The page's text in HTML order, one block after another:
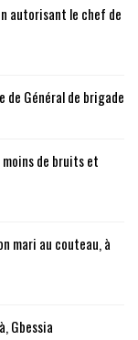
autorisant le chef de
de Général de brigade
moins de bruits et
mari au couteau, à
Gbessia